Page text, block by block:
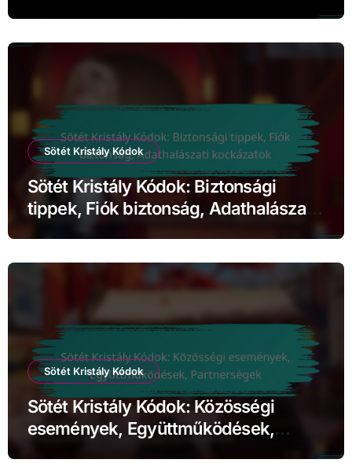
Sötét Kristály Kódok
Sötét Kristály Kódok: Biztonsági
tippek, Fiók biztonság, Adathalászati
Sötét Kristály Kódok
Sötét Kristály Kódok: Közösségi
események, Együttműködések,